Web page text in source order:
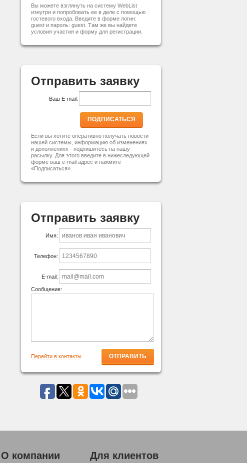
Вы можете взглянуть на систему WebList
изнутри и попробовать ее в деле с помощью
гостевого входа. Введите в форме логин:
guest и пароль: guest. Там же вы найдете
условия участия и форму для регистрации.
Отправить заявку
Ваш E-mail:
ПОДПИСАТЬСЯ
Если вы хотите оперативно получать новости
нашей системы, информацию об изменениях
и дополнениях - подпишитесь на нашу
расылку. Для этого введите в нижеследующей
форме ваш e-mail адрес и нажмите
«Подписаться».
Отправить заявку
Имя:
Телефон:
E-mail:
Сообщение:
Перейти в контакты
О компании Для клиентов